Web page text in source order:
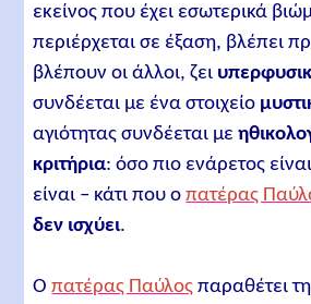
εκείνος που έχει εσωτερικά
περιέρχεται σε έξαση, βλέπει
βλέπουν οι άλλοι, ζει
συνδέεται με ένα στοιχείο
αγιότητας συνδέεται με
κριτήρια: όσο πιο ενάρετος
είναι – κάτι που οπατέρας
δεν ισχύει.
Οπατέρας Παύλος παραθέτει